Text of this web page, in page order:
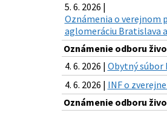
5. 6. 2026 |
Oznámenia o verejnom
aglomeráciu Bratislava
Oznámenie odboru
4. 6. 2026 | Obytný súbor
4. 6. 2026 | INF o
Oznámenie odboru